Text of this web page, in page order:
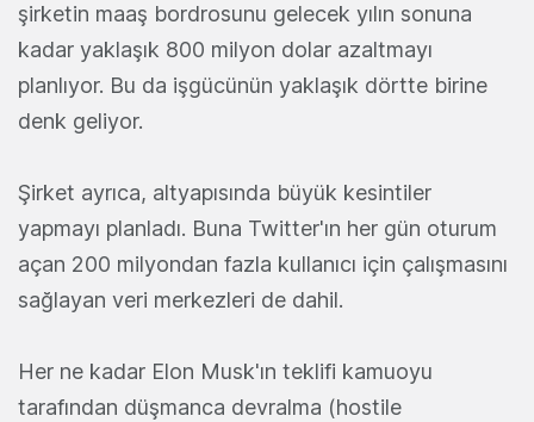
şirketin maaş bordrosunu gelecek yılın sonuna
kadar yaklaşık 800 milyon dolar azaltmayı
planlıyor. Bu da işgücünün yaklaşık dörtte birine
denk geliyor.
Şirket ayrıca, altyapısında büyük kesintiler
yapmayı planladı. Buna Twitter'ın her gün oturum
açan 200 milyondan fazla kullanıcı için çalışmasını
sağlayan veri merkezleri de dahil.
Her ne kadar Elon Musk'ın teklifi kamuoyu
tarafından düşmanca devralma (hostile